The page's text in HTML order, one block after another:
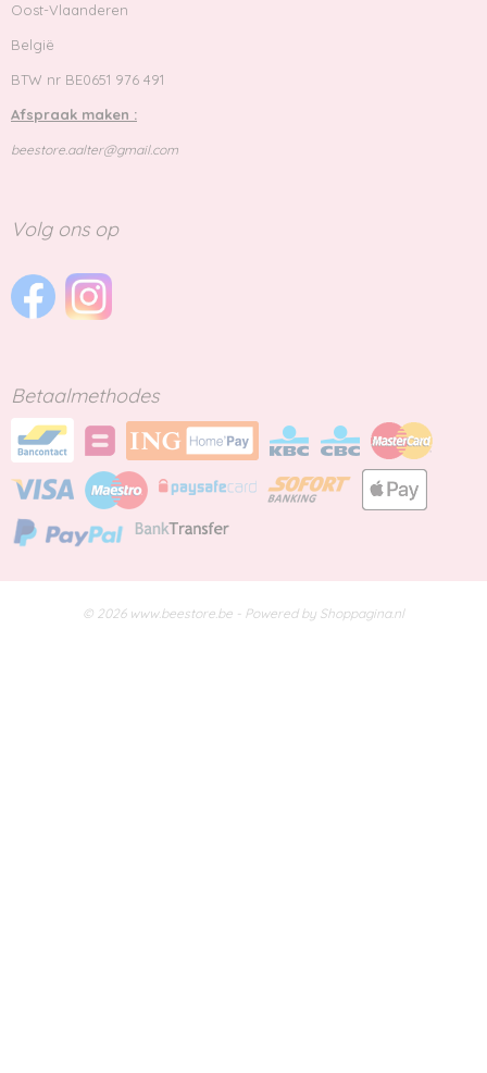
Oost-Vlaanderen
België
BTW nr BE0651 976 491
Afspraak maken :
beestore.aalter@gmail.com
Volg ons op
Betaalmethodes
© 2026 www.beestore.be - Powered by Shoppagina.nl